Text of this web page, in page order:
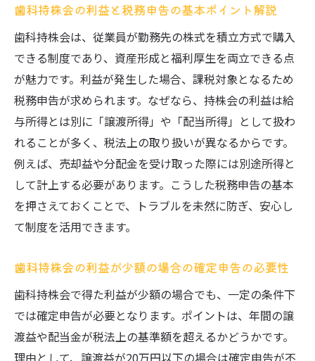
歯科持株会の利益と税務申告の基本ポイント解説
歯科持株会は、従業員が勤務先の株式を積立方式で購入
できる制度であり、資産形成と福利厚生を両立できる点
が魅力です。利益が発生した場合、課税対象となるため
税務申告が求められます。なぜなら、持株会の利益は給
与所得とは別に「譲渡所得」や「配当所得」として扱わ
れることが多く、税法上の取り扱いが異なるからです。
例えば、売却益や分配金を受け取った際には別途所得と
して計上する必要があります。こうした税務申告の基本
を押さえておくことで、トラブルを未然に防ぎ、安心し
て制度を活用できます。
歯科持株会の利益が少額の場合の確定申告の必要性
歯科持株会で得た利益が少額の場合でも、一定の条件下
では確定申告が必要となります。ポイントは、年間の譲
渡益や配当金が税法上の基準額を超えるかどうかです。